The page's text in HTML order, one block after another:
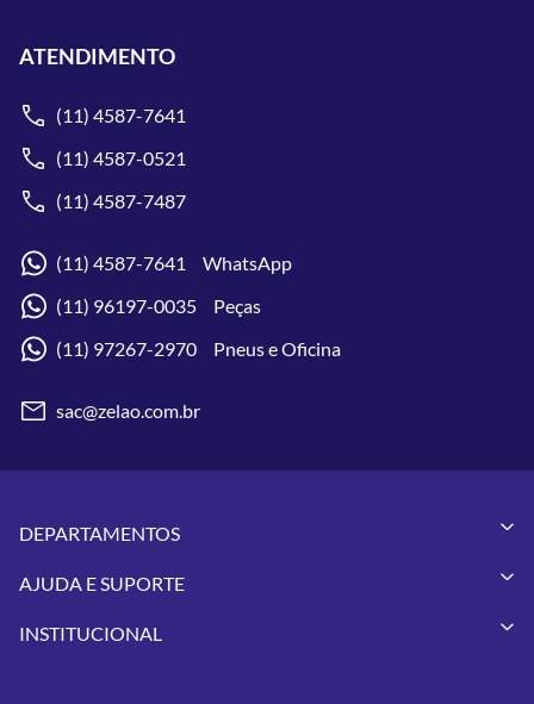
ATENDIMENTO
(11) 4587-7641
(11) 4587-0521
(11) 4587-7487
(11) 4587-7641 WhatsApp
(11) 96197-0035 Peças
(11) 97267-2970 Pneus e Oficina
sac@zelao.com.br
DEPARTAMENTOS
Vestuários
Pneus
AJUDA E SUPORTE
Meus Pedidos
INSTITUCIONAL